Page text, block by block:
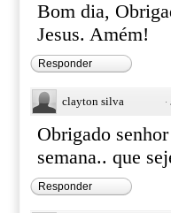
Bom dia,
Jesus. Amém!
Responder
clayton silva ·
Obrigado
semana.. que
Responder